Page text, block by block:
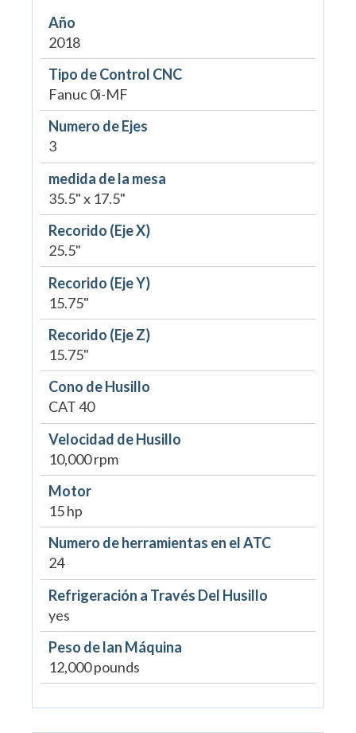
Año
2018
Tipo de Control CNC
Fanuc 0i-MF
Numero de Ejes
3
medida de la mesa
35.5" x 17.5"
Recorido (Eje X)
25.5"
Recorido (Eje Y)
15.75"
Recorido (Eje Z)
15.75"
Cono de Husillo
CAT 40
Velocidad de Husillo
10,000 rpm
Motor
15 hp
Numero de herramientas en el ATC
24
Refrigeración a Través Del Husillo
yes
Peso de lan Máquina
12,000 pounds